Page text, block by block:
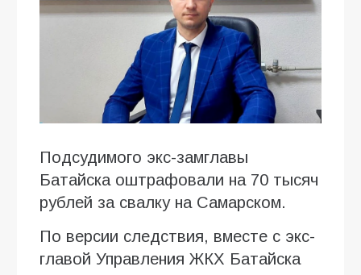
Подсудимого экс-замглавы
Батайска оштрафовали на 70 тысяч
рублей за свалку на Самарском.
По версии следствия, вместе с экс-
главой Управления ЖКХ Батайска